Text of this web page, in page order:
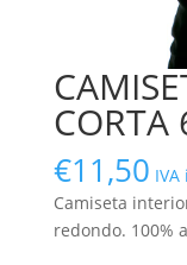
CORTA
€11,50 IVA
Camiseta
redondo. 100%